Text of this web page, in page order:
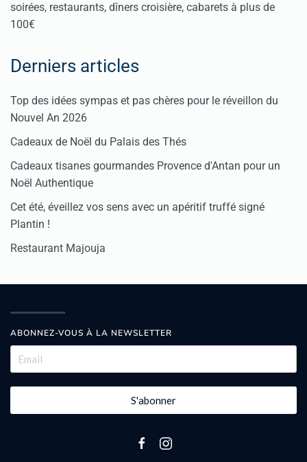
soirées, restaurants, dîners croisière, cabarets à plus de
100€
Derniers articles
Top des idées sympas et pas chères pour le réveillon du
Nouvel An 2026
Cadeaux de Noël du Palais des Thés
Cadeaux tisanes gourmandes Provence d'Antan pour un
Noël Authentique
Cet été, éveillez vos sens avec un apéritif truffé signé
Plantin !
Restaurant Majouja
ABONNEZ-VOUS À LA NEWSLETTER
S'abonner